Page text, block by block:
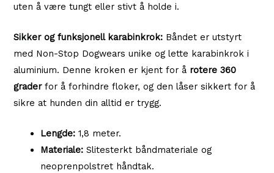
uten å være tungt eller stivt å holde i.
Sikker og funksjonell karabinkrok: Båndet er utstyrt
med Non-Stop Dogwears unike og lette karabinkrok i
aluminium. Denne kroken er kjent for å rotere 360
graderfor å forhindre floker, og den låser sikkert for å
sikre at hunden din alltid er trygg.
Lengde: 1,8 meter.
Materiale: Slitesterkt båndmateriale og
neoprenpolstret håndtak.